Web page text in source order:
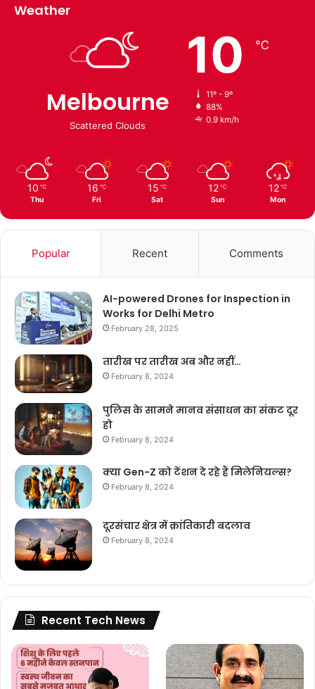
Weather
Melbourne
Scattered Clouds
10 ℃
11º - 9º
88%
0.9 km/h
10 ℃
Thu
16 ℃
Fri
15 ℃
Sat
12 ℃
Sun
12 ℃
Mon
Popular Recent Comments
AI-powered Drones for Inspection in
Works for Delhi Metro
February 28, 2025
तारीख पर तारीख अब और नहीं…
February 8, 2024
पुलिस के सामने मानव संसाधन का संकट दूर
हो
February 8, 2024
क्या Gen-Z को टेंशन दे रहे हैं मिलेनियल्स?
February 8, 2024
दूरसंचार क्षेत्र में क्रांतिकारी बदलाव
February 8, 2024
Recent Tech News